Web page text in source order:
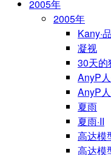
2005年
2005年
Kany·
凝视
30天的
AnyP
AnyP
夏雨
夏雨·II
高达模
高达模